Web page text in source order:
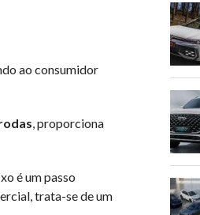
ao consumidor
, proporciona
é um passo
trata-se de um